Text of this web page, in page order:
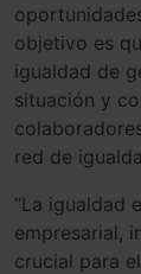
objetivo es
igualdad de
situación y
red de
“La igualdad
empresarial,
crucial para